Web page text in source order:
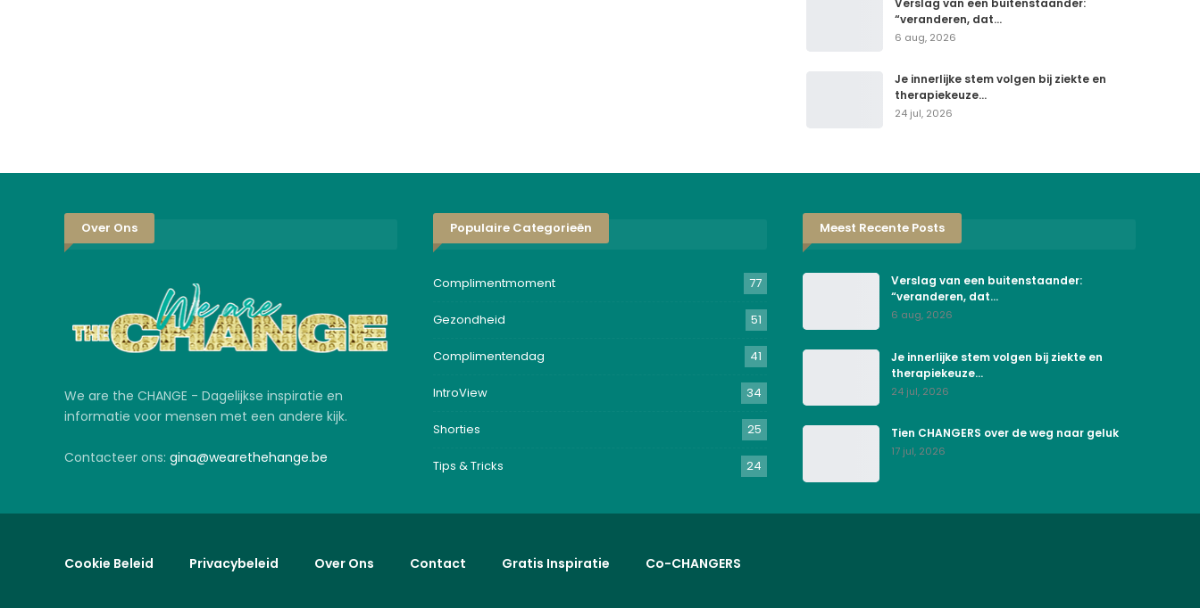
“veranderen, dat…
6 aug, 2026
Je innerlijke stem volgen bij ziekte en
therapiekeuze…
24 jul, 2026
Over Ons
We are the CHANGE - Dagelijkse inspiratie en
informatie voor mensen met een andere kijk.
Contacteer ons: gina@wearethehange.be
Populaire Categorieën
Complimentmoment 77
Gezondheid 51
Complimentendag 41
IntroView 34
Shorties 25
Tips & Tricks 24
Meest Recente Posts
Verslag van een buitenstaander:
“veranderen, dat…
6 aug, 2026
Je innerlijke stem volgen bij ziekte en
therapiekeuze…
24 jul, 2026
Tien CHANGERS over de weg naar geluk
17 jul, 2026
Cookie Beleid Privacybeleid Over Ons Contact Gratis Inspiratie Co-CHANGERS